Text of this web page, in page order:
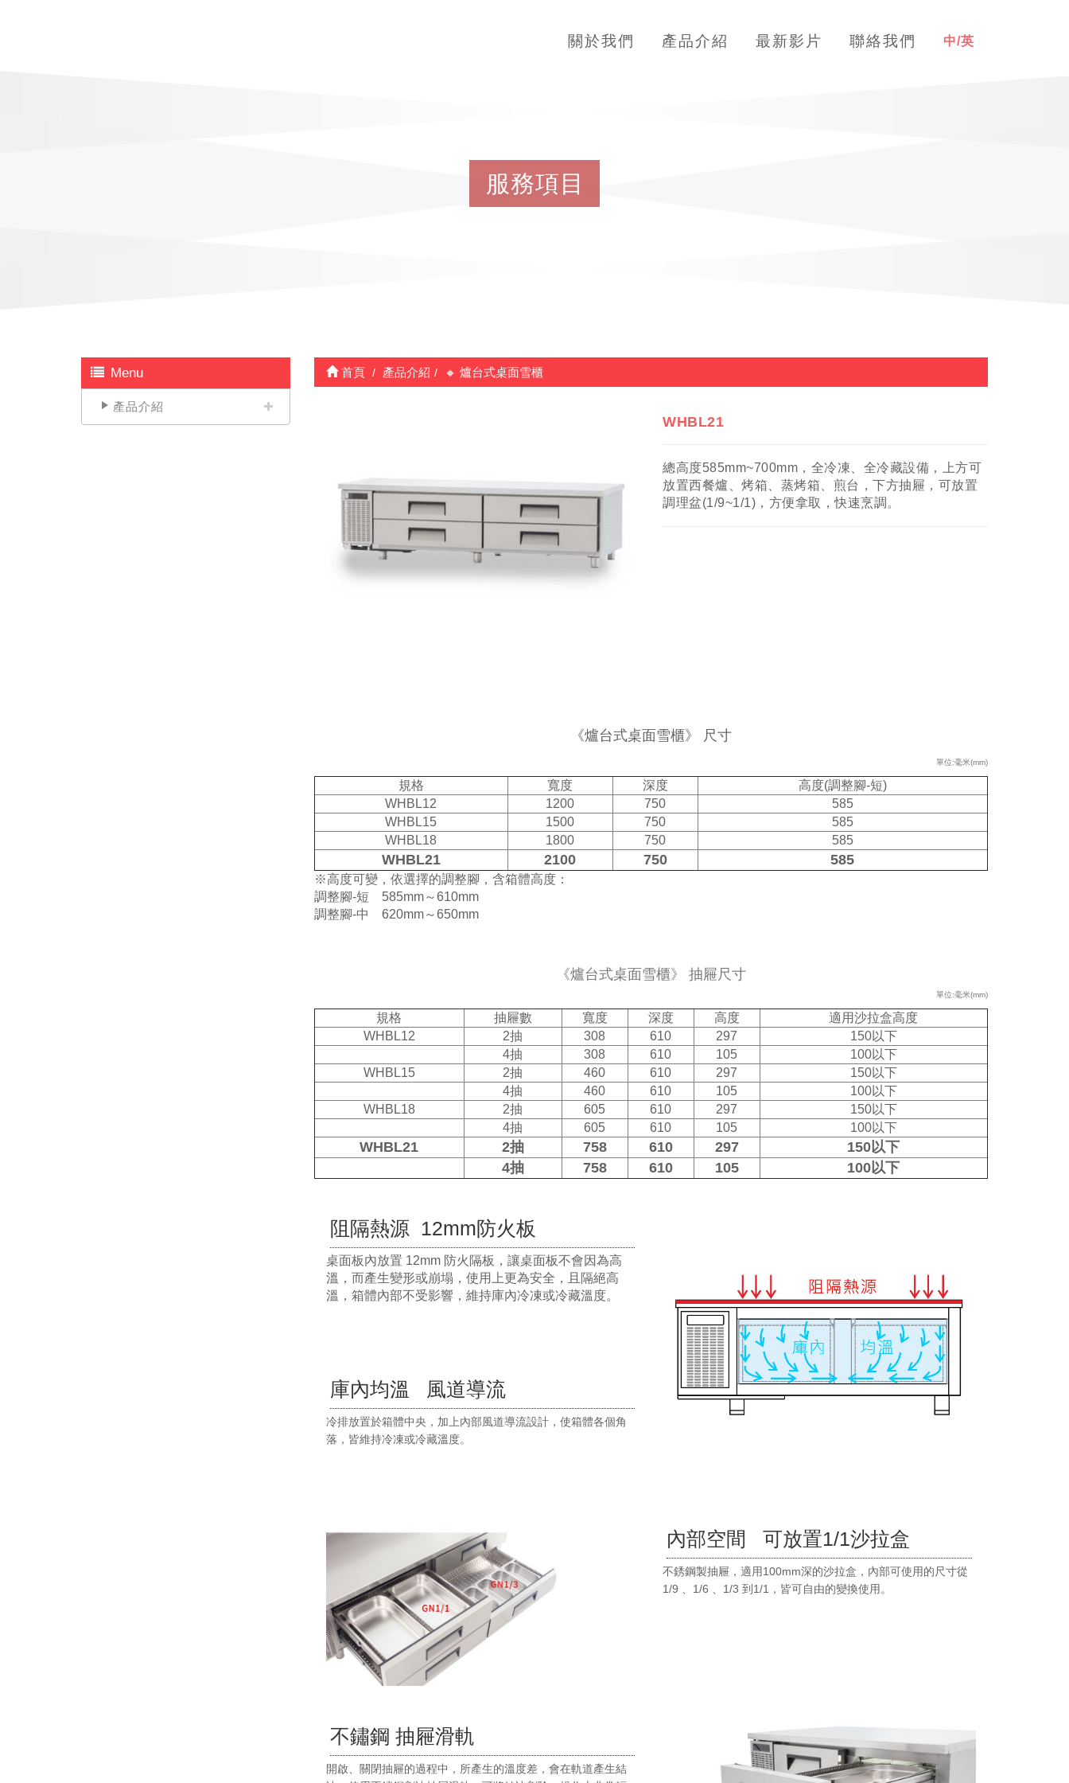
關於我們 產品介紹 最新影片 聯絡我們 中/英
服務項目
Menu
產品介紹
首頁 產品介紹 🔸 爐台式桌面雪櫃
WHBL21
總高度585mm~700mm，全冷凍、全冷藏設備，上方可
放置西餐爐、烤箱、蒸烤箱、煎台，下方抽屜，可放置
調理盆(1/9~1/1)，方便拿取，快速烹調。
《爐台式桌面雪櫃》 尺寸
單位:毫米(mm)
規格 寬度 深度
高度(調整腳-短)
WHBL12
1200 750
585
WHBL15
1500 750
585
WHBL18
1800 750 585
WHBL21 2100 750 585
※高度可變，依選擇的調整腳，含箱體高度：
調整腳-短 585mm～610mm
調整腳-中 620mm～650mm
《爐台式桌面雪櫃》 抽屜尺寸
單位:毫米(mm)
規格 抽屜數 寬度 深度 高度
適用沙拉盒高度
WHBL12
2抽 308 610 297
150以下
4抽
308 610 105
100以下
WHBL15
2抽 460 610 297
150以下
4抽
460 610 105
100以下
WHBL18
2抽 605 610 297
150以下
4抽
605 610 105 100以下
WHBL21 2抽 758 610 297
150以下
4抽
758 610 105 100以下
阻隔熱源 12mm防火板
桌面板內放置 12mm 防火隔板，讓桌面板不會因為高
溫，而產生變形或崩塌，使用上更為安全，且隔絕高
溫，箱體內部不受影響，維持庫內冷凍或冷藏溫度。
庫內均溫 風道導流
冷排放置於箱體中央，加上內部風道導流設計，使箱體各個角
落，皆維持冷凍或冷藏溫度。
內部空間 可放置1/1沙拉盒
不銹鋼製抽屜，適用100mm深的沙拉盒，內部可使用的尺寸從
1/9 、1/6 、1/3 到1/1，皆可自由的變換使用。
不鏽鋼 抽屜滑軌
開啟、關閉抽屜的過程中，所產生的溫度差，會在軌道產生結